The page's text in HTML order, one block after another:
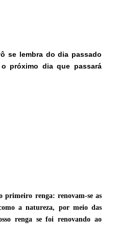
se lembra do dia passado
próximo dia que passará
renga: renovam-se as
a natureza, por meio das
renga se foi renovando ao